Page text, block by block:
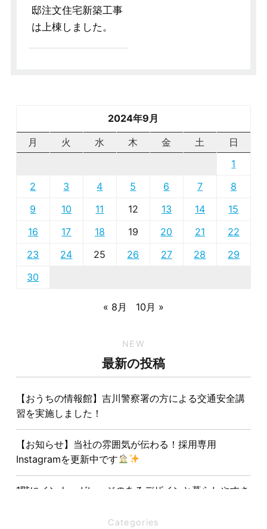
邸注文住宅新築工事
は上棟しました。
2024年9月
月
火 水 木 金 土
日
1
2
3 4 5 6 7
8
9
10 11 12 13 14
15
16
17 18 19 20 21
22
23
24 25 26 27 28
29
30
« 8月 10月 »
NEW
最新の投稿
【おうちの情報館】吉川警察署の方による交通安全講
習を実施しました！
【お知らせ】当社の雰囲気が伝わる！採用専用
Instagramを更新中です
1階にインナーガレージのあるデザインと暮らしやすさ
Categories